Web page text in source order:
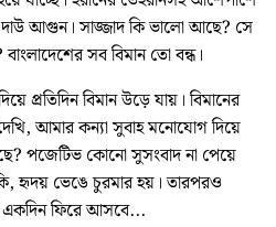
আগুন। সাজ্জাদ কি ভালো আছে? সে
সব বিমান তো বন্ধ।
প্রতিদিন বিমান উড়ে যায়। বিমানের
আমার কন্যা সুবাহ মনোযোগ দিয়ে
পজেটিভ কোনো সুসংবাদ না পেয়ে
হৃদয় ভেঙে চুরমার হয়। তারপরও
একদিন ফিরে আসবে...